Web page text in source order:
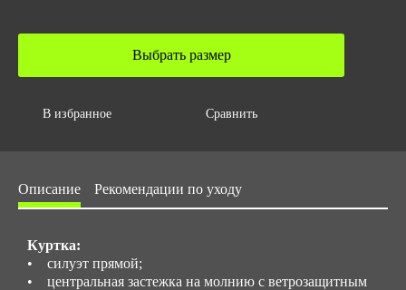
Объем упаковки,м3
194 до 200
Выбрать размер
В избранное Сравнить
Описание Рекомендации по уходу
Куртка:
• силуэт прямой;
• центральная застежка на молнию с ветрозащитным